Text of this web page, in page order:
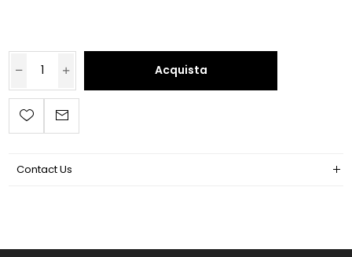
Acquista
Contact Us